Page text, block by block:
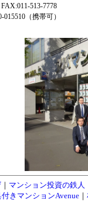
513-7778
（携帯可）
｜ マンション投資の鉄人
きマンションAvenue｜